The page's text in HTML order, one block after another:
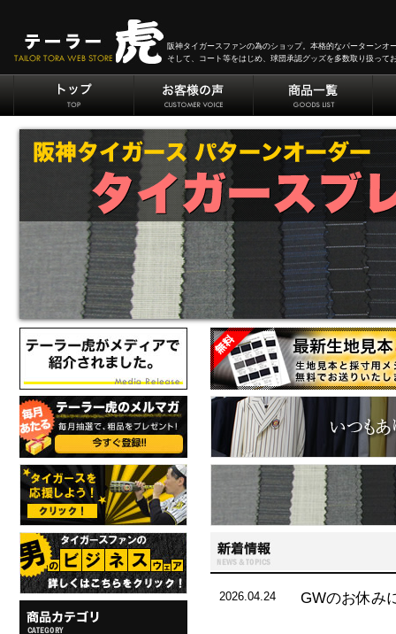
阪神タイガースファンの為のショップ。本格的なパーターンオ
そして、コート等をはじめ、球団承認グッズを多数取り扱って
2026.04.24 GWのお休み